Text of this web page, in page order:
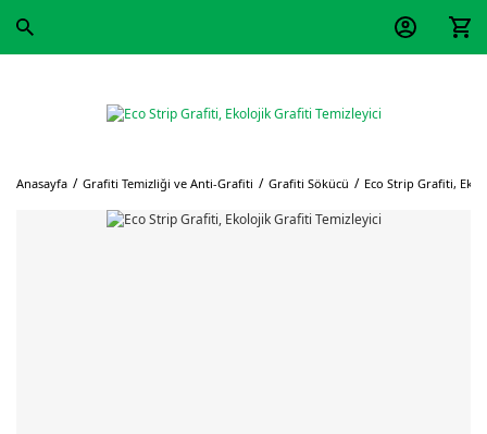
Anasayfa Grafiti Temizliği ve Anti-Grafiti Grafiti Sökücü Eco Strip Grafiti,